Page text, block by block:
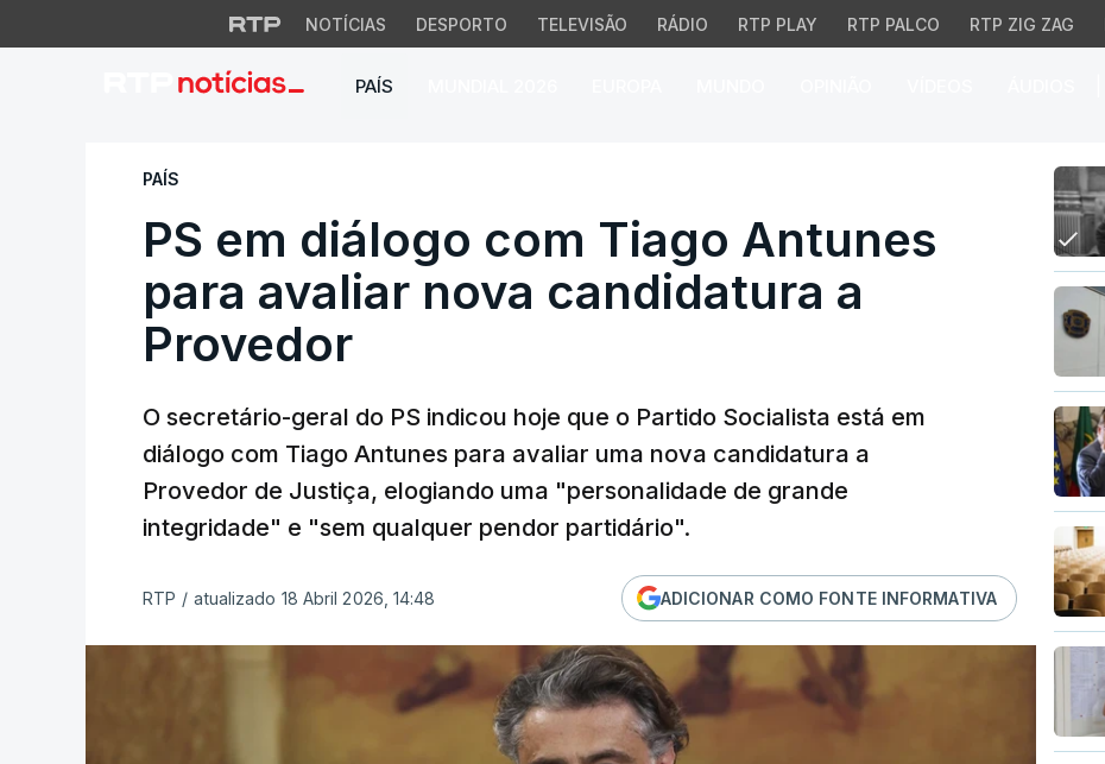
NOTÍCIAS DESPORTO TELEVISÃO RÁDIO RTP PLAY RTP PALCO RTP ZIG ZAG
PAÍS
PS em diálogo com Tiago Antunes para
PAÍS
PS em diálogo com Tiago Antunes
para avaliar nova candidatura a
Provedor
O secretário-geral do PS indicou hoje que o Partido Socialista está em
diálogo com Tiago Antunes para avaliar uma nova candidatura a
Provedor de Justiça, elogiando uma "personalidade de grande
integridade" e "sem qualquer pendor partidário".
RTP / atualizado 18 Abril 2026, 14:48 ADICIONAR COMO FONTE INFORMATIVA